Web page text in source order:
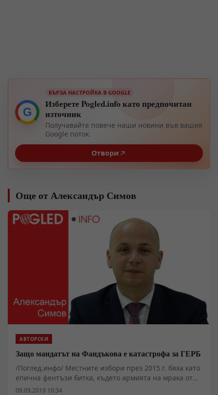
G
БЪРЗА НАСТРОЙКА В GOOGLE
Изберете Pogled.info като предпочитан
източник
Получавайте повече наши новини във вашия
Google поток.
Отвори
Още от Александър Симов
АВТОРСКИ
Защо мандатът на Фандъкова е катастрофа за ГЕРБ
/Поглед.инфо/ Местните избори през 2015 г. бяха като
епична фентъзи битка, където армията на мрака от
гаргойли, орки, зомбита, вампири и калинки
09.09.2019 10:34